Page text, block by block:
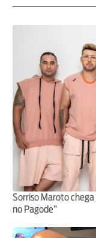
Sorriso Maroto
no Pagode”